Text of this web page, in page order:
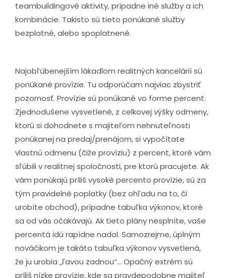
teambuildingové aktivity, prípadne iné služby a ich
kombinácie. Takisto sú tieto ponúkané služby
bezplatné, alebo spoplatnené.
Najobľúbenejším lákadlom realitných kancelárií sú
ponúkané provízie. Tu odporúčam najviac zbystriť
pozornosť. Provízie sú ponúkané vo forme percent.
Zjednodušene vysvetlené, z celkovej výšky odmeny,
ktorú si dohodnete s majiteľom nehnuteľnosti
ponúkanej na predaj/prenájom, si vypočítate
vlastnú odmenu (čiže províziu) z percent, ktoré vám
sľúbili v realitnej spoločnosti, pre ktorú pracujete. Ak
vám ponúkajú príliš vysoké percento provízie, sú za
tým pravidelné poplatky (bez ohľadu na to, či
urobíte obchod), prípadne tabuľka výkonov, ktoré
sa od vás očakávajú. Ak tieto plány nesplníte, vaše
percentá idú rapídne nadol. Samozrejme, úplným
nováčikom je takáto tabuľka výkonov vysvetlená,
že ju urobia „ľavou zadnou“... Opačný extrém sú
príliš nízke provízie, kde sa pravdepodobne majiteľ